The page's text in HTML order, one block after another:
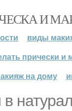
И
виды
прически и
на дому
в